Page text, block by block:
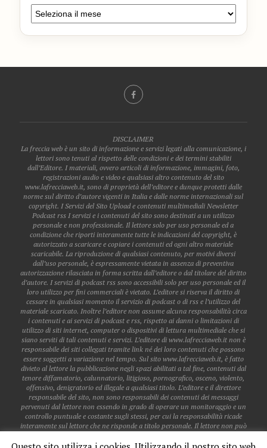
DISCLAIMER
La freccia web è un sito di informazione e servizi legati alla comunicazione, i
lettori sono tenuti al rispetto delle condizioni e dei termini stabiliti
dall’Editore. I materiali, ovvero articoli di informazione, immagini, foto,
registrazioni audio e video e qualsiasi altro contenuto del sito
www.lafrecciaweb.it, sono di proprietà dell’editore e dunque protetti dalle
norme sul diritto d’autore vigenti in Italia e dalle norme internazionali sul
copyright. I Servizi del Sito Upload e contenuti multimediali Newsletter
Podcast rss I servizi e i contenuti del sito sono destinati a un utilizzo
personale e non professionale. Il lettore solo per uso personale ed a
condizione che riporti interamente tutte le indicazioni del copyright, è
autorizzato a scaricare e copiare i contenuti ed ogni altro materiale
scaricabile. La riproduzione di qualsiasi contenuto, per motivi diversi
dall’uso personale, è espressamente vietata in assenza di preventiva
autorizzazione rilasciata in forma scritta dall’editore o dal titolare del diritto
d’autore. I servizi di podcast rss sono accessibili solo per uso personale ed il
loro utilizzo per fini commerciali è vietato. L’editore si riserva il diritto di
cessare in qualsiasi momento il servizio di podcast o di rss e l’utilizzo del
materiale scaricato. Inoltre l’editore non assume alcuna responsabilità circa
i contenuti e ai servizi di podcast e rss, rispetto ai danni o limitazioni di
utilizzo di siti internet, computer o dispositivi di lettura multimediale che si
siano serviti di tali contenuti e servizi. L’editore di www.lafrecciaweb.it non è
responsabile dei siti collegati tramite link né dei loro contenuti che possono
essere soggetti a variazione nel tempo. Sul sito www.lafrecciaweb.it, è fatto
divieto al lettore la pubblicazione negli spazi abilitati a tal fine, contenuti dal
tenore diffamatorio, calunnatorio, litigioso, pornografico, osceno, violento,
offensivo, denigratorio ed illegale a qualsiasi titolo. L’editore e il direttore
responsabile del sito, non sono responsabili dei contenuti dei messaggi
pervenuti dal lettore non essendo in grado di operare un monitoraggio e un
controllo puntuale e costante sugli stessi, per cui la responsabilità ricade
interamente sul lettore che ne risponde a titolo personale. Il lettore non può
siano già accessibili sul web. Il lettore non acquisisce alcun diritto in